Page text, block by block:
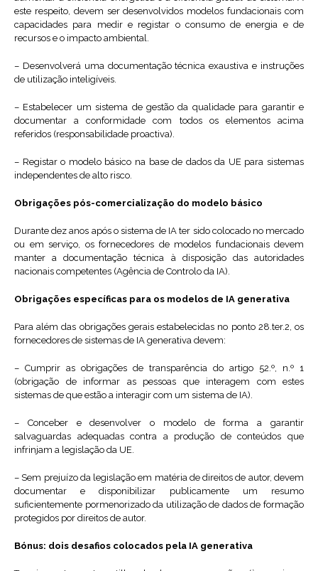
este respeito, devem ser desenvolvidos modelos fundacionais com
capacidades para medir e registar o consumo de energia e de
recursos e o impacto ambiental.
– Desenvolverá uma documentação técnica exaustiva e instruções
de utilização inteligíveis.
– Estabelecer um sistema de gestão da qualidade para garantir e
documentar a conformidade com todos os elementos acima
referidos (responsabilidade proactiva).
– Registar o modelo básico na base de dados da UE para sistemas
independentes de alto risco.
Obrigações pós-comercialização do modelo básico
Durante dez anos após o sistema de IA ter sido colocado no mercado
ou em serviço, os fornecedores de modelos fundacionais devem
manter a documentação técnica à disposição das autoridades
nacionais competentes (Agência de Controlo da IA).
Obrigações específicas para os modelos de IA generativa
Para além das obrigações gerais estabelecidas no ponto 28.ter.2, os
fornecedores de sistemas de IA generativa devem:
– Cumprir as obrigações de transparência do artigo 52.º, n.º 1
(obrigação de informar as pessoas que interagem com estes
sistemas de que estão a interagir com um sistema de IA).
– Conceber e desenvolver o modelo de forma a garantir
salvaguardas adequadas contra a produção de conteúdos que
infrinjam a legislação da UE.
– Sem prejuízo da legislação em matéria de direitos de autor, devem
documentar e disponibilizar publicamente um resumo
suficientemente pormenorizado da utilização de dados de formação
protegidos por direitos de autor.
Bónus: dois desafios colocados pela IA generativa